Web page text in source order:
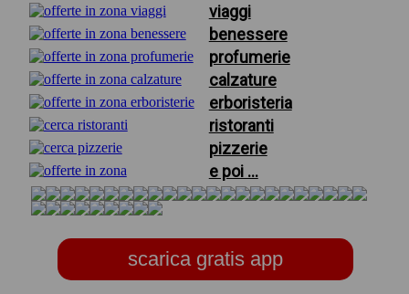
viaggi
benessere
profumerie
calzature
erboristeria
ristoranti
pizzerie
e poi ...
scarica gratis app